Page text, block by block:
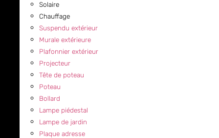
Solaire
Chauffage
Suspendu extérieur
Murale extérieure
Plafonnier extérieur
Projecteur
Tête de poteau
Poteau
Bollard
Lampe piédestal
Lampe de jardin
Plaque adresse